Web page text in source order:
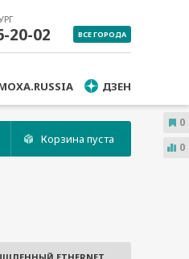
20-02 ВСЕ ГОРОДА
ДЗЕН
Корзина пуста
0
0